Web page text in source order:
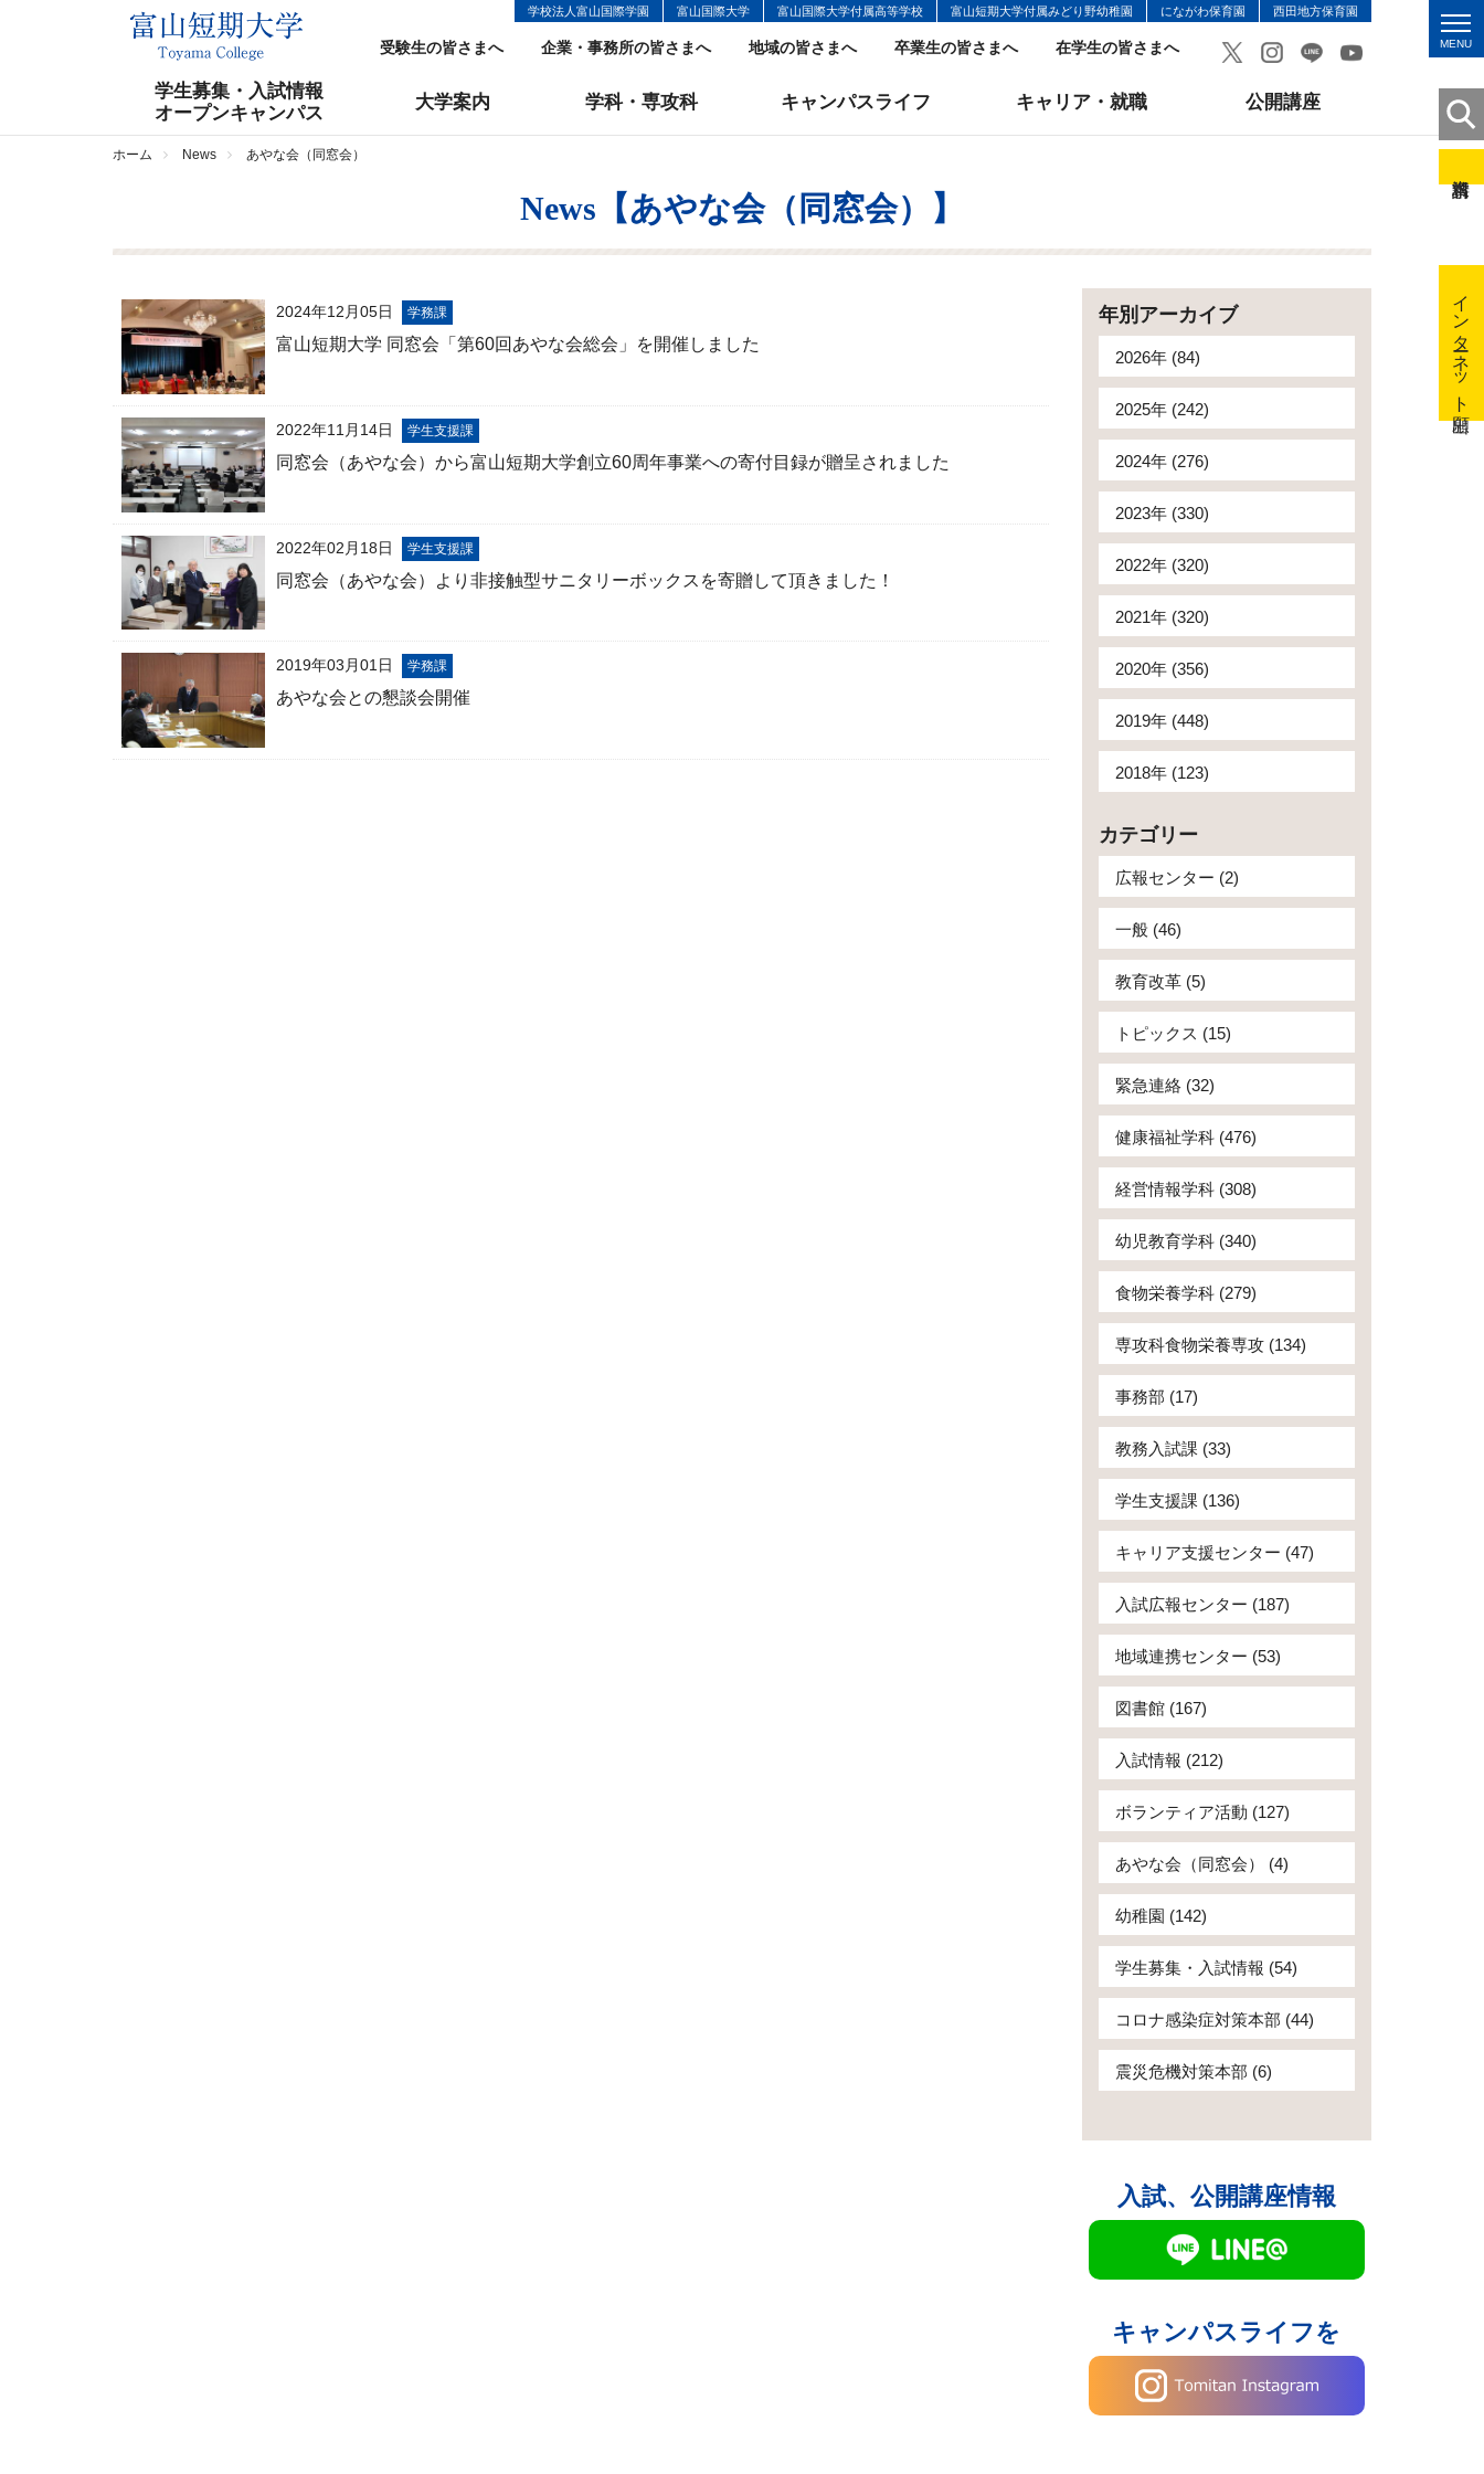
学校法人富山国際学園 富山国際大学 富山国際大学付属高等学校 富山短期大学付属みどり野幼稚園 にながわ保育園 西田地方保育園
受験生の皆さまへ 企業・事務所の皆さまへ 地域の皆さまへ 卒業生の皆さまへ 在学生の皆さまへ MENU
学生募集・入試情報
オープンキャンパス
大学案内 学科・専攻科 キャンパスライフ キャリア・就職 公開講座
インターネット出願
ホーム News あやな会（同窓会）
News【あやな会（同窓会）】
年別アーカイブ
2026年 (84)
2025年 (242)
2024年 (276)
2023年 (330)
2022年 (320)
2021年 (320)
2020年 (356)
2019年 (448)
2018年 (123)
カテゴリー
広報センター (2)
一般 (46)
教育改革 (5)
トピックス (15)
緊急連絡 (32)
健康福祉学科 (476)
経営情報学科 (308)
幼児教育学科 (340)
食物栄養学科 (279)
専攻科食物栄養専攻 (134)
事務部 (17)
教務入試課 (33)
学生支援課 (136)
キャリア支援センター (47)
入試広報センター (187)
地域連携センター (53)
図書館 (167)
入試情報 (212)
ボランティア活動 (127)
あやな会（同窓会） (4)
幼稚園 (142)
学生募集・入試情報 (54)
コロナ感染症対策本部 (44)
震災危機対策本部 (6)
入試、公開講座情報
キャンパスライフを
2024年12月05日 学務課
富山短期大学 同窓会「第60回あやな会総会」を開催しました
2022年11月14日 学生支援課
同窓会（あやな会）から富山短期大学創立60周年事業への寄付目録が贈呈されました
2022年02月18日 学生支援課
同窓会（あやな会）より非接触型サニタリーボックスを寄贈して頂きました！
2019年03月01日 学務課
あやな会との懇談会開催